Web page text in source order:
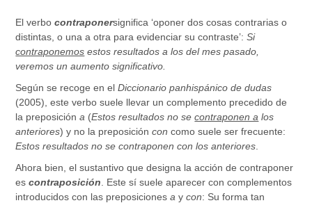
El verbocontraponersignifica ‘oponer dos cosas contrarias o
distintas, o una a otra para evidenciar su contraste’:Si
contraponemos estos resultados a los del mes pasado,
veremos un aumento significativo.
Según se recoge en elDiccionario panhispánico de dudas
(2005), este verbo suele llevar un complemento precedido de
la preposicióna (Estos resultados no secontraponen a los
anteriores) y no la preposicióncon como suele ser frecuente:
Estos resultados no se contraponen con los anteriores
Ahora bien, el sustantivo que designa la acción de contraponer
escontraposición . Este sí suele aparecer con complementos
introducidos con las preposicionesa ycon: Su forma tan